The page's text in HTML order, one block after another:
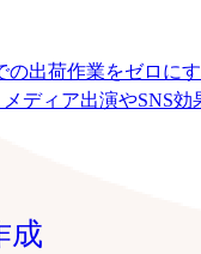
出荷作業をゼロに
ディア出演やSNS効
成